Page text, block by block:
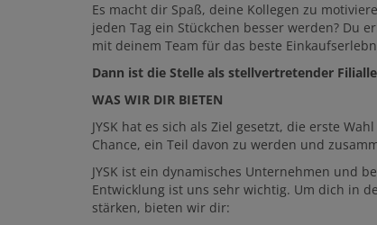
Es macht dir Spaß, deine Kollegen zu
jeden Tag ein Stückchen besser werden? Du
mit deinem Team für das beste
Dann ist die Stelle als stellvertretender
WAS WIR DIR BIETEN
JYSK hat es sich als Ziel gesetzt, die erste
Chance, ein Teil davon zu werden und
JYSK ist ein dynamisches Unternehmen und
Entwicklung ist uns sehr wichtig. Um dich in
stärken, bieten wir dir: